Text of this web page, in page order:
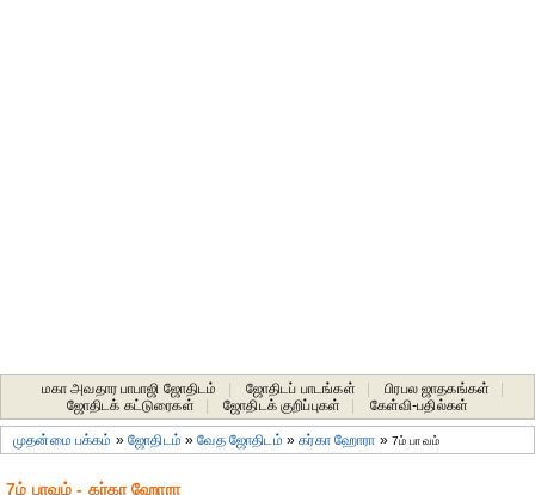
மகா அவதார பாபாஜி ஜோதிடம் ஜோதிடப் பாடங்கள் பிரபல ஜாதகங்கள்
ஜோதிடக் கட்டுரைகள்
ஜோதிடக் குறிப்புகள் கேள்வி-பதில்கள்
முதன்மை பக்கம் »ஜோதிடம் »வேத ஜோதிடம் »கர்கா ஹோரா » 7ம் பாவம்
7ம் பாவம் - கர்கா ஹோரா